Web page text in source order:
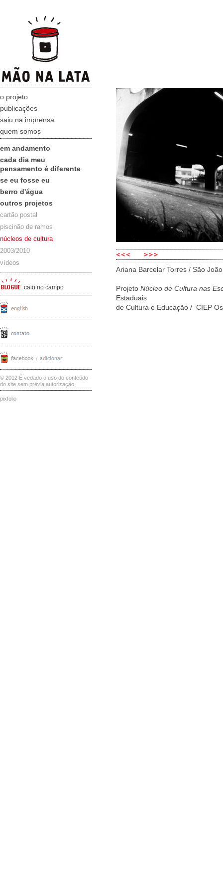
o projeto
publicações
saiu na imprensa
quem somos
em andamento
cada dia meu
pensamento é diferente
se eu fosse eu
berro d'água
outros projetos
cartão postal
piscinão de ramos
núcleos de cultura
2003/2010
vídeos
caio no campo
© 2012 É vedado o uso do conteúdo
do site sem prévia autorização.
pixfolio
Ariana Barcelar Torres / São
Projeto Núcleo de Cultura nas
Estaduais
de Cultura e Educação / CIEP